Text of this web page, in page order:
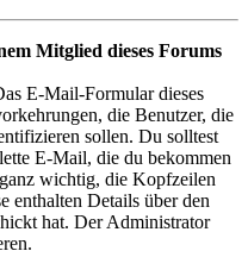
Mitglied dieses Forums
E-Mail-Formular dieses
die Benutzer, die
sollen. Du solltest
E-Mail, die du bekommen
wichtig, die Kopfzeilen
enthalten Details über den
hat. Der Administrator